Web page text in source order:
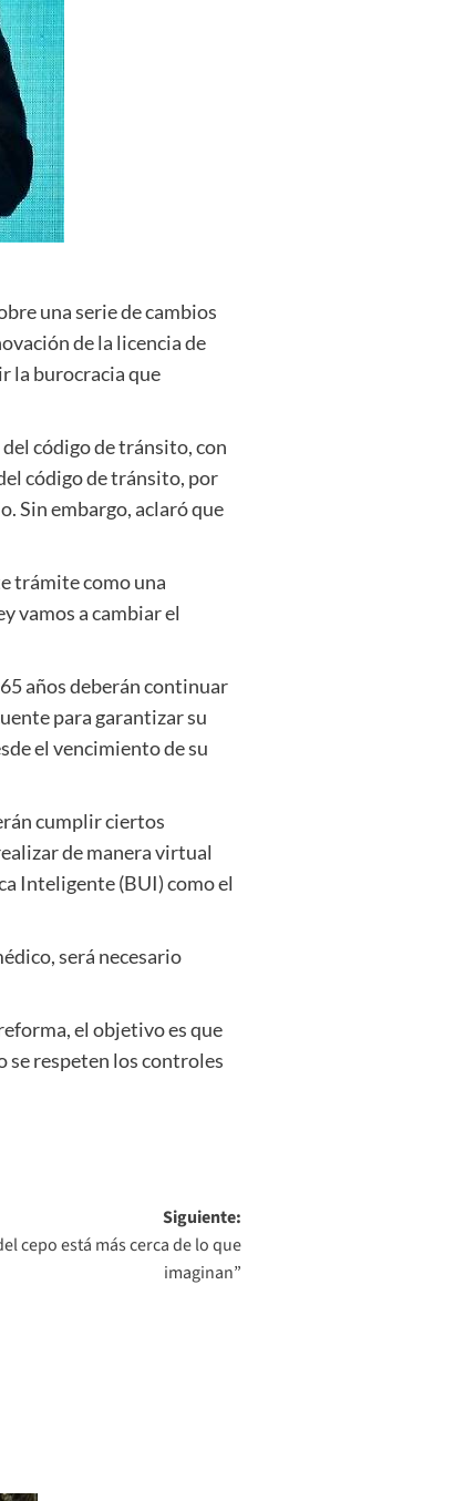
una serie de cambios
de la licencia de
la burocracia que
código de tránsito, con
código de tránsito, por
Sin embargo, aclaró que
trámite como una
vamos a cambiar el
años deberán continuar
para garantizar su
el vencimiento de su
cumplir ciertos
de manera virtual
Inteligente (BUI) como el
será necesario
el objetivo es que
se respeten los controles
Siguiente:
cepo está más cerca de lo que
imaginan”